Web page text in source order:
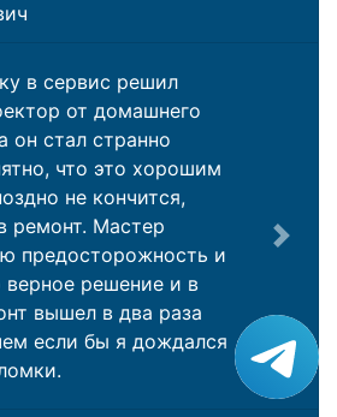
в сервис решил
от домашнего
он стал странно
что это хорошим
не кончится,
ремонт. Мастер
предосторожность и
верное решение и в
вышел в два раза
если бы я дождался
Next